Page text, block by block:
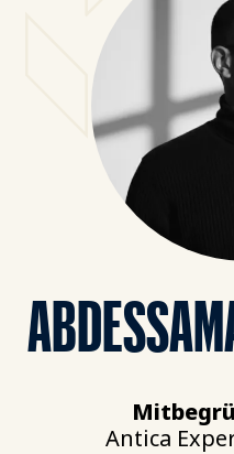
Antica